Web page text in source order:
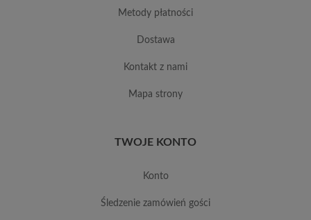
metody płatności
dostawa
kontakt z nami
mapa strony
TWOJE KONTO
konto
śledzenie zamówień gości